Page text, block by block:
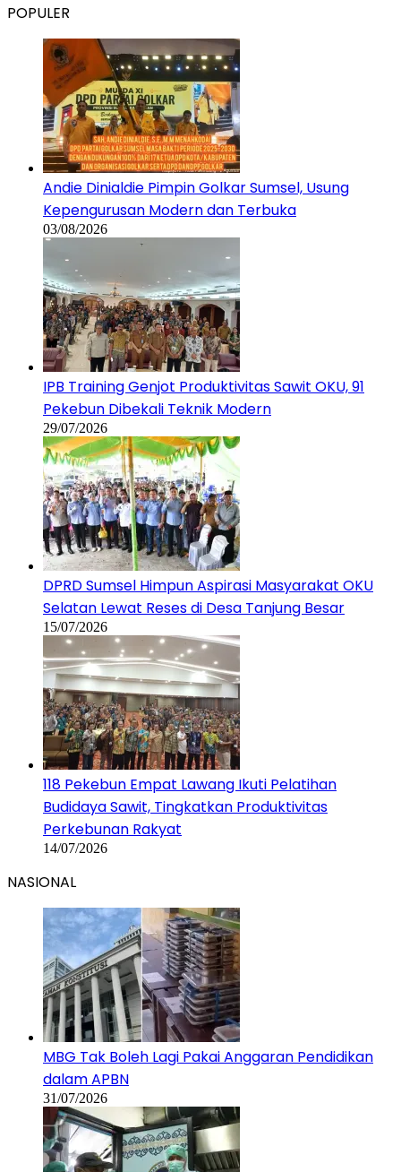
POPULER
Andie Dinialdie Pimpin Golkar Sumsel, Usung
Kepengurusan Modern dan Terbuka
03/08/2026
IPB Training Genjot Produktivitas Sawit OKU, 91
Pekebun Dibekali Teknik Modern
29/07/2026
DPRD Sumsel Himpun Aspirasi Masyarakat OKU
Selatan Lewat Reses di Desa Tanjung Besar
15/07/2026
118 Pekebun Empat Lawang Ikuti Pelatihan
Budidaya Sawit, Tingkatkan Produktivitas
Perkebunan Rakyat
14/07/2026
NASIONAL
MBG Tak Boleh Lagi Pakai Anggaran Pendidikan
dalam APBN
31/07/2026